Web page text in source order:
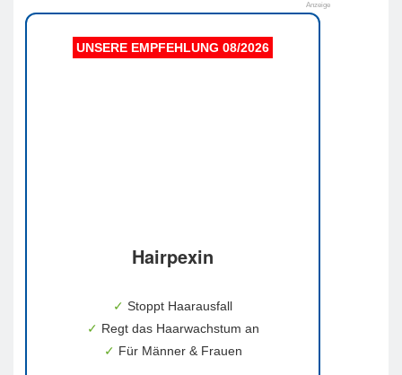
Anzeige
UNSERE EMPFEHLUNG 08/2026
Hairpexin
✓ Stoppt Haarausfall
✓ Regt das Haarwachstum an
✓ Für Männer & Frauen